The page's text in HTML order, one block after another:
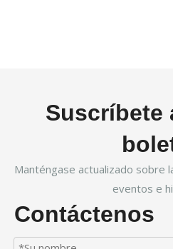
Suscríbete
Manténgase actualizado sobre
eventos e
Contáctenos